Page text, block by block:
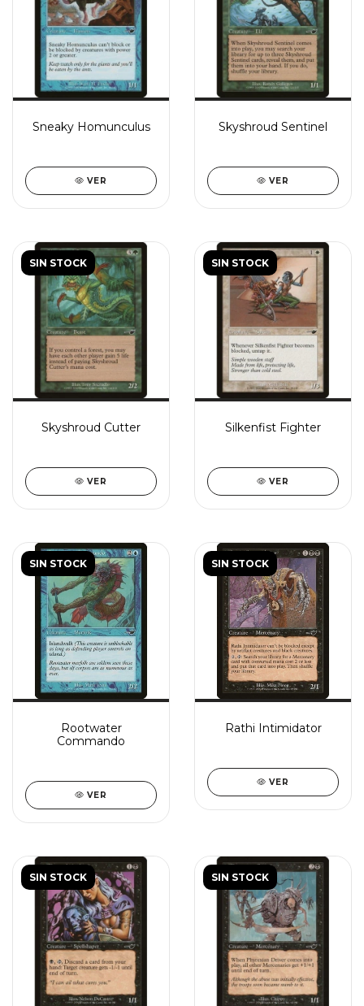
Sneaky Homunculus
VER
Skyshroud Sentinel
VER
SIN STOCK
Skyshroud Cutter
VER
SIN STOCK
Silkenfist Fighter
VER
SIN STOCK
Rootwater
Commando
VER
SIN STOCK
Rathi Intimidator
VER
SIN STOCK SIN STOCK